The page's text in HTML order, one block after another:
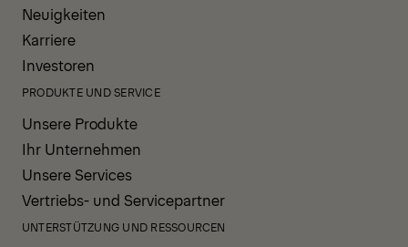
Neuigkeiten
Karriere
Investoren
PRODUKTE UND SERVICE
Unsere Produkte
Ihr Unternehmen
Unsere Services
Vertriebs- und Servicepartner
UNTERSTÜTZUNG UND RESSOURCEN